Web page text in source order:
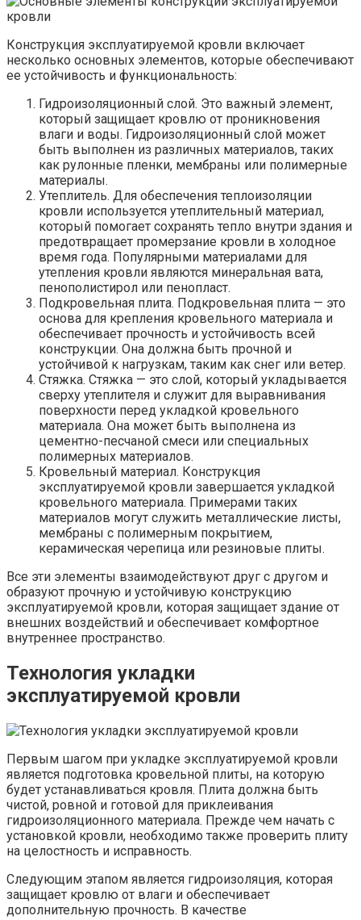
Конструкция эксплуатируемой кровли включает
несколько основных элементов, которые обеспечивают
ее устойчивость и функциональность:
Гидроизоляционный слой. Это важный элемент,
который защищает кровлю от проникновения
влаги и воды. Гидроизоляционный слой может
быть выполнен из различных материалов, таких
как рулонные пленки, мембраны или полимерные
материалы.
Утеплитель. Для обеспечения теплоизоляции
кровли используется утеплительный материал,
который помогает сохранять тепло внутри здания и
предотвращает промерзание кровли в холодное
время года. Популярными материалами для
утепления кровли являются минеральная вата,
пенополистирол или пенопласт.
Подкровельная плита. Подкровельная плита — это
основа для крепления кровельного материала и
обеспечивает прочность и устойчивость всей
конструкции. Она должна быть прочной и
устойчивой к нагрузкам, таким как снег или ветер.
Стяжка. Стяжка — это слой, который укладывается
сверху утеплителя и служит для выравнивания
поверхности перед укладкой кровельного
материала. Она может быть выполнена из
цементно-песчаной смеси или специальных
полимерных материалов.
Кровельный материал. Конструкция
эксплуатируемой кровли завершается укладкой
кровельного материала. Примерами таких
материалов могут служить металлические листы,
мембраны с полимерным покрытием,
керамическая черепица или резиновые плиты.
Все эти элементы взаимодействуют друг с другом и
образуют прочную и устойчивую конструкцию
эксплуатируемой кровли, которая защищает здание от
внешних воздействий и обеспечивает комфортное
внутреннее пространство.
Технология укладки
эксплуатируемой кровли
Первым шагом при укладке эксплуатируемой кровли
является подготовка кровельной плиты, на которую
будет устанавливаться кровля. Плита должна быть
чистой, ровной и готовой для приклеивания
гидроизоляционного материала. Прежде чем начать с
установкой кровли, необходимо также проверить плиту
на целостность и исправность.
Следующим этапом является гидроизоляция, которая
защищает кровлю от влаги и обеспечивает
дополнительную прочность. В качестве